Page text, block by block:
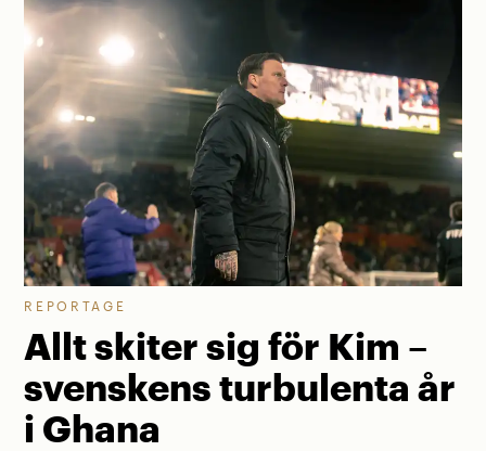
REPORTAGE
Allt skiter sig för Kim –
svenskens turbulenta år
i Ghana